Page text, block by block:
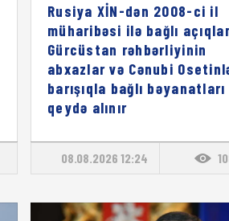
Rusiya XİN-dən 2008-ci il
müharibəsi ilə bağlı
Gürcüstan rəhbərliyinin
abxazlar və Cənubi
barışıqla bağlı bəyanatları
qeydə alınır
08.08.2026 12:24